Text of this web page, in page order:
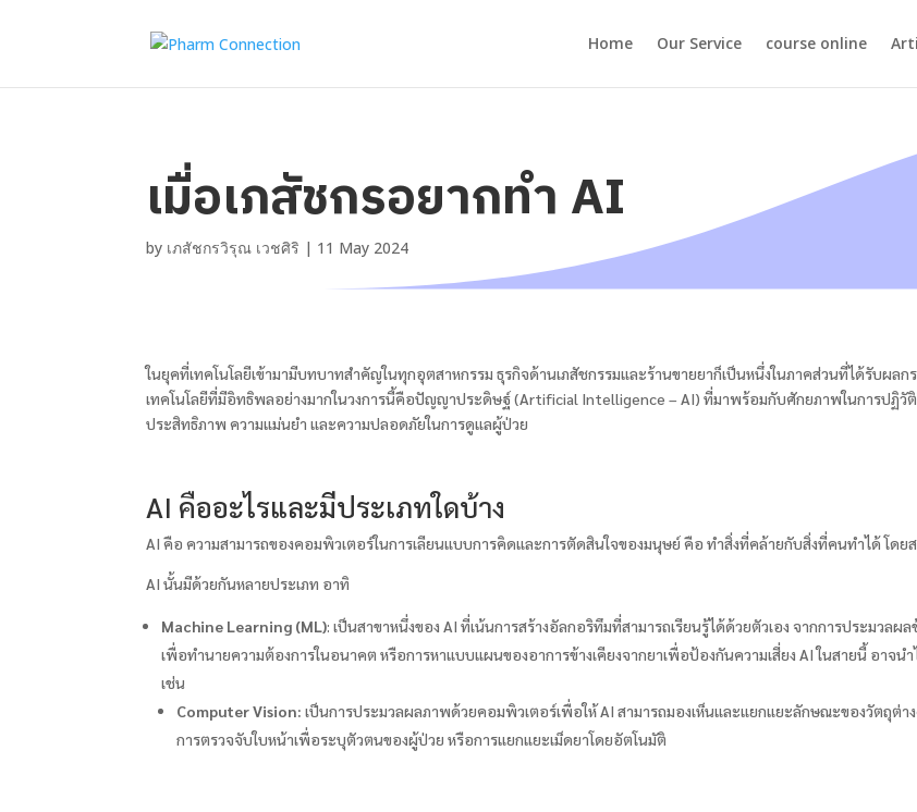
Home Our Service course online
เมื่อเภสัชกรอยากทำ AI
by เภสัชกรวิรุณ เวชศิริ | 11 May 2024
ในยุคที่เทคโนโลยีเข้ามามีบทบาทสำคัญในทุกอุตสาหกรรม ธุรกิจด้านเภสัชกรรมและร้านขายยาก็เป็นหนึ่งในภาคส่วนที่ได้รับผล
เทคโนโลยีที่มีอิทธิพลอย่างมากในวงการนี้คือปัญญาประดิษฐ์ (Artificial Intelligence – AI) ที่มาพร้อมกับศักยภาพในการปฏิวัติ
ประสิทธิภาพ ความแม่นยำ และความปลอดภัยในการดูแลผู้ป่วย
AI คืออะไรและมีประเภทใดบ้าง
AI คือ ความสามารถของคอมพิวเตอร์ในการเลียนแบบการคิดและการตัดสินใจของมนุษย์ คือ ทำสิ่งที่คล้ายกับสิ่งที่คนทำได้ โด
AI นั้นมีด้วยกันหลายประเภท อาทิ
Machine Learning (ML): เป็นสาขาหนึ่งของ AI ที่เน้นการสร้างอัลกอริทึมที่สามารถเรียนรู้ได้ด้วยตัวเอง จากการประมวล
เพื่อทำนายความต้องการในอนาคต หรือการหาแบบแผนของอาการข้างเคียงจากยาเพื่อป้องกันความเสี่ยง AI ในสายนี้ อาจ
เช่น
Computer Vision: เป็นการประมวลผลภาพด้วยคอมพิวเตอร์เพื่อให้ AI สามารถมองเห็นและแยกแยะลักษณะของวัตถุต่า
การตรวจจับใบหน้าเพื่อระบุตัวตนของผู้ป่วย หรือการแยกแยะเม็ดยาโดยอัตโนมัติ